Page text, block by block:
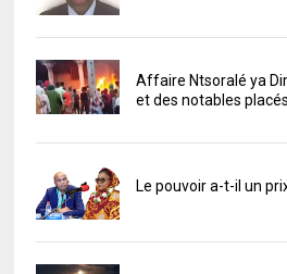
Affaire Ntsoralé ya
et des notables
Le pouvoir a-t-il un